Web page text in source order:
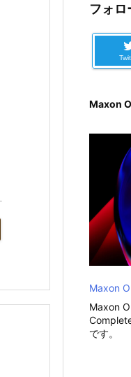
フォロ
Maxon
Maxon
Maxon
です。